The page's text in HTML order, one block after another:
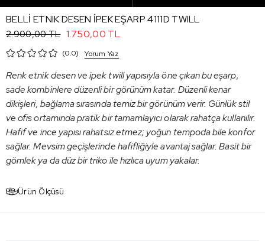
BELLİ ETNIK DESEN İPEK EŞARP 4111D TWILL
2.900,00 TL 1.750,00 TL
0.0 Yorum Yaz
Renk etnik desen ve ipek twill yapısıyla öne çıkan bu eşarp,
sade kombinlere düzenli bir görünüm katar. Düzenli kenar
dikişleri, bağlama sırasında temiz bir görünüm verir. Günlük stil
ve ofis ortamında pratik bir tamamlayıcı olarak rahatça kullanılır.
Hafif ve ince yapısı rahatsız etmez; yoğun tempoda bile konfor
sağlar. Mevsim geçişlerinde hafifliğiyle avantaj sağlar. Basit bir
gömlek ya da düz bir triko ile hızlıca uyum yakalar.
Ürün Ölçüsü